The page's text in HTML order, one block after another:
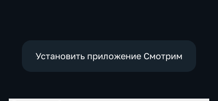
Установить приложение Смотрим